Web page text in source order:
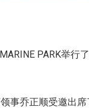
PARK举行
事乔正顺受邀出